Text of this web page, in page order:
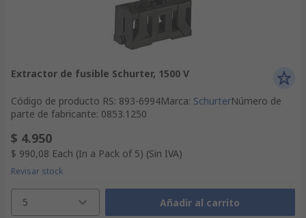
Extractor de fusible Schurter, 1500 V
Código de producto RS: 893-6994Marca: SchurterNúmero de
parte de fabricante: 0853.1250
$ 4.950
$ 990,08 Each (In a Pack of 5) (Sin IVA)
Revisar stock
5 Añadir al carrito